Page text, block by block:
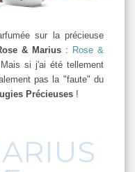
sur la précieuse
& Marius: Rose &
si j'ai été tellement
pas la "faute" du
Précieuses !